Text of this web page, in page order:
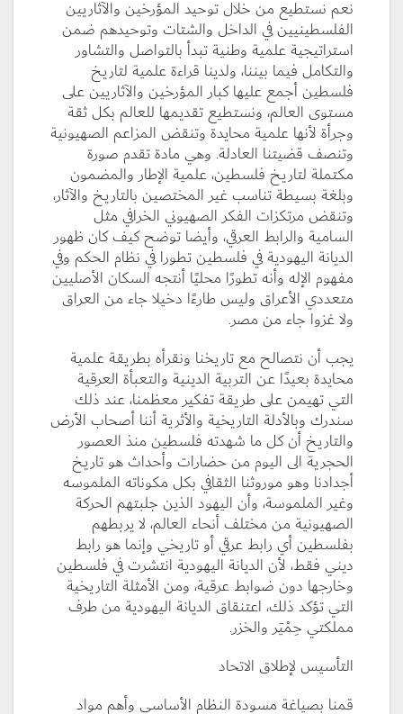
نعم نستطيع من خلال توحيد المؤرخين والآثاريين
الفلسطينيين في الداخل والشتات وتوحيدهم ضمن
استراتيجية علمية وطنية تبدأ بالتواصل والتشاور
والتكامل فيما بيننا، ولدينا قراءة علمية لتاريخ
فلسطين أجمع عليها كبار المؤرخين والآثاريين على
مستوى العالم، ونستطيع تقديمها للعالم بكل ثقة
وجرأة لأنها علمية محايدة وتنقض المزاعم الصهيونية
وتنصف قضيتنا العادلة. وهي مادة تقدم صورة
مكتملة لتاريخ فلسطين، علمية الإطار والمضمون
وبلغة بسيطة تناسب غير المختصين بالتاريخ والآثار،
وتنقض مرتكزات الفكر الصهيوني الخرافي مثل
السامية والرابط العرقي، وأيضا توضح كيف كان ظهور
الديانة اليهودية في فلسطين تطورا في نظام الحكم وفي
مفهوم الإله وأنه تطورًا محليًا أنتجه السكان الأصليين
متعددي الأعراق وليس طارءًا دخيلا جاء من العراق
ولا غزوا جاء من مصر.
يجب أن نتصالح مع تاريخنا ونقرأه بطريقة علمية
محايدة بعيدًا عن التربية الدينية والتعبأة العرقية
التي تهيمن على طريقة تفكير معظمنا، عند ذلك
سندرك وبالأدلة التاريخية والأثرية أننا أصحاب الأرض
والتاريخ أن كل ما شهدته فلسطين منذ العصور
الحجرية الى اليوم من حضارات وأحداث هو تاريخ
أجدادنا وهو موروثنا الثقافي بكل مكوناته الملموسه
وغير الملموسة، وأن اليهود الذين جلبتهم الحركة
الصهيونية من مختلف أنحاء العالم، لا يربطهم
بفلسطين أي رابط عرقي أو تاريخي وإنما هو رابط
ديني فقط، لأن الديانة اليهودية انتشرت في فلسطين
وخارجها دون ضوابط عرقية، ومن الأمثلة التاريخية
التي تؤكد ذلك، اعتنقاق الديانة اليهودية من طرف
مملكتي حِمْيَر والخزر.
التأسيس لإطلاق الاتحاد
قمنا بصياغة مسودة النظام الأساسي وأهم مواد